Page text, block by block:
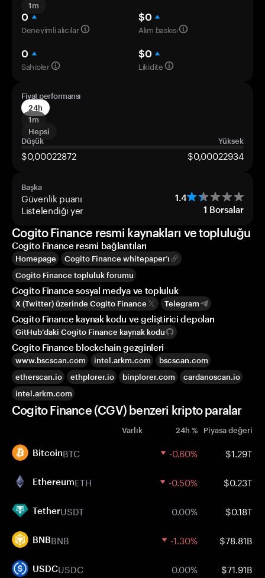
1m
0
Deneyimli alıcılar
$0
Alım baskısı
0
Sahipler
$0
Likidite
Fiyat performansı
24h
1m
Hepsi
Düşük
Yüksek
$0,00022872 $0,00022934
Başka
Güvenlik puanı 1.4
Listelendiği yer 1 Borsalar
Cogito Finance resmi kaynakları ve topluluğu
Cogito Finance resmi bağlantıları
Homepage
Cogito Finance whitepaper’ı
Cogito Finance topluluk forumu
Cogito Finance sosyal medya ve topluluk
X (Twitter) üzerinde Cogito Finance Telegram
Cogito Finance kaynak kodu ve geliştirici depoları
GitHub’daki Cogito Finance kaynak kodu
Cogito Finance blockchain gezginleri
www.bscscan.com intel.arkm.com
bscscan.com
etherscan.io
ethplorer.io binplorer.com
cardanoscan.io
intel.arkm.com
Cogito Finance (CGV) benzeri kripto paralar
Varlık 24h % Piyasa değeri
BitcoinBTC -0.60% $1.29T
EthereumETH -0.50% $0.23T
TetherUSDT 0.00% $0.18T
BNBBNB -1.30% $78.81B
USDCUSDC 0.00% $71.91B